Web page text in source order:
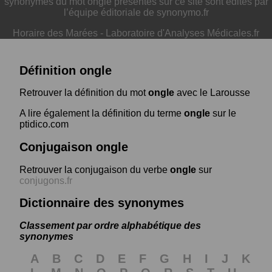
l’équipe éditoriale de synonymo.fr
Horaire des Marées - Laboratoire d'Analyses Médicales.fr
Définition ongle
Retrouver la définition du motongle avec le Larousse
A lire également la définition du terme ongle sur le
ptidico.com
Conjugaison ongle
Retrouver la conjugaison du verbe ongle sur
conjugons.fr
Dictionnaire des synonymes
Classement par ordre alphabétique des
synonymes
A B C D E F G H I J
K